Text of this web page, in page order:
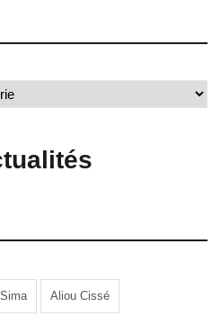
Aliou Cissé